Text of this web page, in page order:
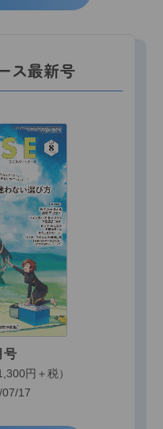
ス最新号
号
円＋税）
17